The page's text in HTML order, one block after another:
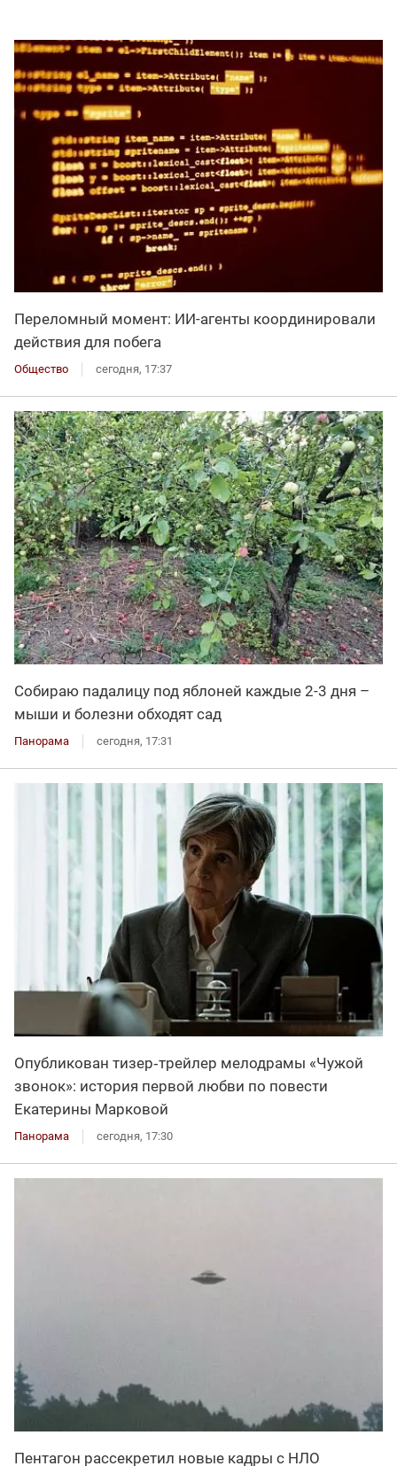
Переломный момент: ИИ-агенты координировали
действия для побега
Общество сегодня, 17:37
Собираю падалицу под яблоней каждые 2-3 дня –
мыши и болезни обходят сад
Панорама сегодня, 17:31
Опубликован тизер‑трейлер мелодрамы «Чужой
звонок»: история первой любви по повести
Екатерины Марковой
Панорама сегодня, 17:30
Пентагон рассекретил новые кадры с НЛО